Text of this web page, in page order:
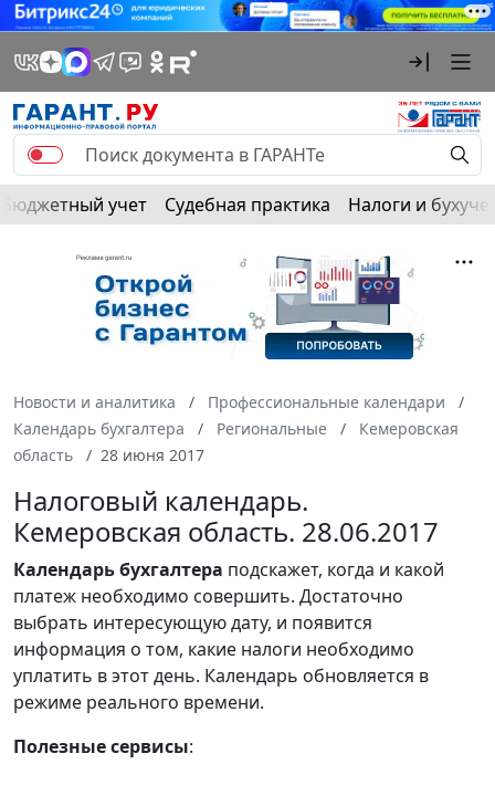
Бюджетный учет Судебная практика Налоги и
Новости и аналитика
Профессиональные календари
Календарь бухгалтера
Региональные
Кемеровская
область
28 июня 2017
Налоговый календарь.
Кемеровская область. 28.06.2017
Календарьбухгалтера подскажет, когда и какой
платеж необходимо совершить. Достаточно
выбрать интересующую дату, и появится
информация о том, какие налоги необходимо
уплатить в этот день. Календарь обновляется в
режиме реального времени.
Полезные сервисы: